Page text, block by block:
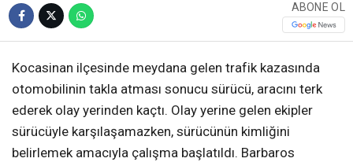
ABONE OL
Kocasinan ilçesinde meydana gelen trafik kazasında
otomobilinin takla atması sonucu sürücü, aracını terk
ederek olay yerinden kaçtı. Olay yerine gelen ekipler
sürücüyle karşılaşamazken, sürücünün kimliğini
belirlemek amacıyla çalışma başlatıldı. Barbaros